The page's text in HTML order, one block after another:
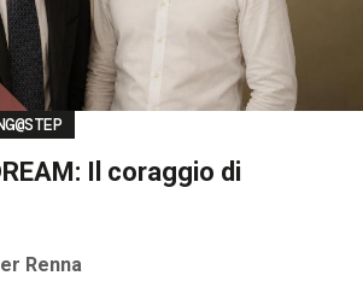
Il coraggio di
Renna